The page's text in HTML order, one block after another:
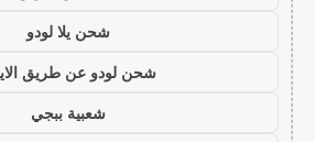
شحن يلا لودو
شحن لودو عن طريق
شعبية ببجي